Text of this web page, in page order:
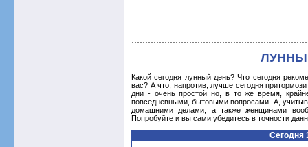
Какой сегодня лунный день? Что сегодня
вас? А что, напротив, лучше сегодня
дни - очень простой но, в то же время,
повседневными, бытовыми вопросами. А,
домашними делами, а также женщинами
Попробуйте и вы сами убедитесь в точности